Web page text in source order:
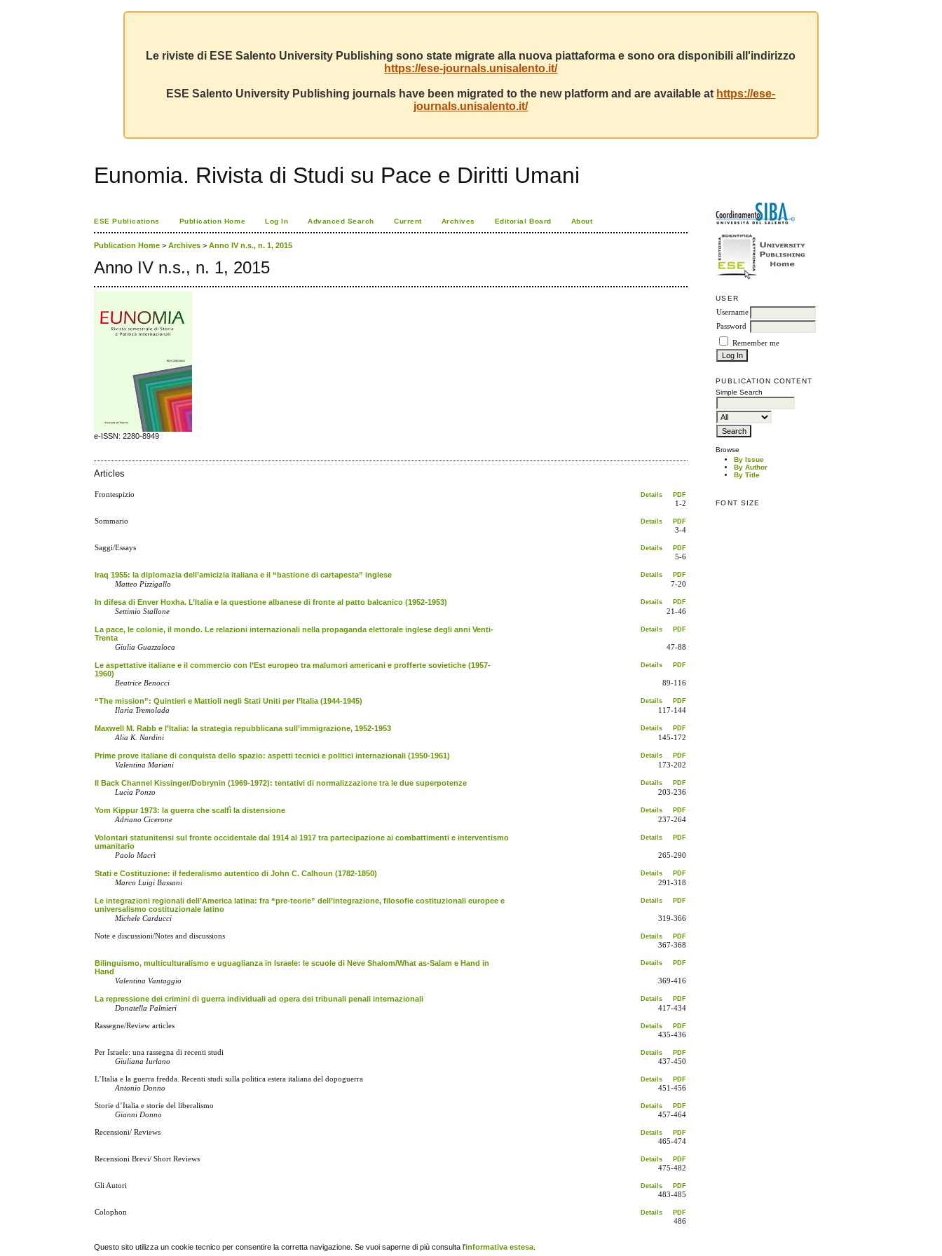
Le riviste di ESE Salento University Publishing sono state migrate alla nuova piattaforma e sono ora disponibili all'indirizzo
https://ese-journals.unisalento.it/
ESE Salento University Publishing journals have been migrated to the new platform and are available at https://ese-
journals.unisalento.it/
Eunomia. Rivista di Studi su Pace e Diritti Umani
USER
Username
Password
Remember me
PUBLICATION CONTENT
Simple Search
Browse
By Issue
By Author
By Title
FONT SIZE
ESE Publications Publication Home Log In Advanced Search Current Archives Editorial Board About
Publication Home >Archives >Anno IV n.s., n. 1, 2015
Anno IV n.s., n. 1, 2015
e-ISSN: 2280-8949
Articles
Frontespizio Details PDF
1-2
Sommario Details PDF
3-4
Saggi/Essays Details PDF
5-6
Iraq 1955: la diplomazia dell’amicizia italiana e il “bastione di cartapesta” inglese Details PDF
Matteo Pizzigallo 7-20
In difesa di Enver Hoxha. L’Italia e la questione albanese di fronte al patto balcanico (1952-1953) Details PDF
Settimio Stallone 21-46
La pace, le colonie, il mondo. Le relazioni internazionali nella propaganda elettorale inglese degli anni Venti-
Trenta
Details PDF
Giulia Guazzaloca 47-88
Le aspettative italiane e il commercio con l’Est europeo tra malumori americani e profferte sovietiche (1957-
1960)
Details PDF
Beatrice Benocci 89-116
“The mission”: Quintieri e Mattioli negli Stati Uniti per l’Italia (1944-1945) Details PDF
Ilaria Tremolada 117-144
Maxwell M. Rabb e l’Italia: la strategia repubblicana sull’immigrazione, 1952-1953 Details PDF
Alia K. Nardini 145-172
Prime prove italiane di conquista dello spazio: aspetti tecnici e politici internazionali (1950-1961) Details PDF
Valentina Mariani 173-202
Il Back Channel Kissinger/Dobrynin (1969-1972): tentativi di normalizzazione tra le due superpotenze Details PDF
Lucia Ponzo 203-236
Yom Kippur 1973: la guerra che scalfì la distensione Details PDF
Adriano Cicerone 237-264
Volontari statunitensi sul fronte occidentale dal 1914 al 1917 tra partecipazione ai combattimenti e interventismo
umanitario
Details PDF
Paolo Macrì 265-290
Stati e Costituzione: il federalismo autentico di John C. Calhoun (1782-1850) Details PDF
Marco Luigi Bassani 291-318
Le integrazioni regionali dell’America latina: fra “pre-teorie” dell’integrazione, filosofie costituzionali europee e
universalismo costituzionale latino
Details PDF
Michele Carducci 319-366
Note e discussioni/Notes and discussions Details PDF
367-368
Bilinguismo, multiculturalismo e uguaglianza in Israele: le scuole di Neve Shalom/What as-Salam e Hand in
Hand
Details PDF
Valentina Vantaggio 369-416
La repressione dei crimini di guerra individuali ad opera dei tribunali penali internazionali Details PDF
Donatella Palmieri 417-434
Rassegne/Review articles Details PDF
435-436
Per Israele: una rassegna di recenti studi Details PDF
Giuliana Iurlano 437-450
L’Italia e la guerra fredda. Recenti studi sulla politica estera italiana del dopoguerra Details PDF
Antonio Donno 451-456
Storie d’Italia e storie del liberalismo Details PDF
Gianni Donno 457-464
Recensioni/ Reviews Details PDF
465-474
Recensioni Brevi/ Short Reviews Details PDF
475-482
Gli Autori Details PDF
483-485
Colophon Details PDF
486
Questo sito utilizza un cookie tecnico per consentire la corretta navigazione. Se vuoi saperne di più consulta l'informativa estesa